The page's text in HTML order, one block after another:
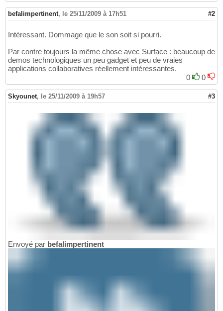
befalimpertinent, le 25/11/2009 à 17h51 #2
Intéressant. Dommage que le son soit si pourri.
Par contre toujours la même chose avec Surface : beaucoup de
demos technologiques un peu gadget et peu de vraies
applications collaboratives réellement intéressantes.
0
0
Skyounet, le 25/11/2009 à 19h57 #3
Envoyé par befalimpertinent